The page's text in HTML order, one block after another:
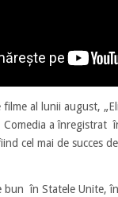
al lunii august,
a înregistrat
cel mai de succes
în Statele Unite,